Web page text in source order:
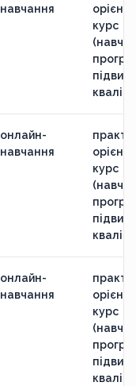
навчання
курс
онлайн-
навчання
курс
онлайн-
навчання
курс